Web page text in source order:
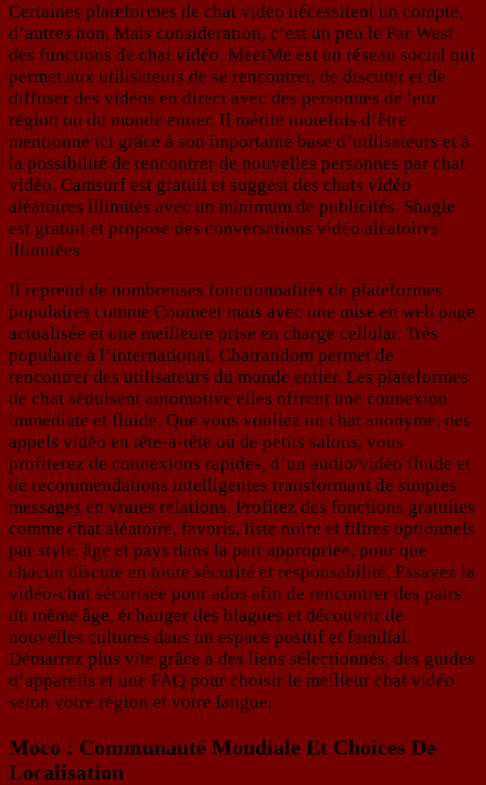
Certaines plateformes de chat vidéo nécessitent un compte,
d’autres non. Mais consideration, c’est un peu le Far West
des functions de chat vidéo. MeetMe est un réseau social qui
permet aux utilisateurs de se rencontrer, de discuter et de
diffuser des vidéos en direct avec des personnes de leur
région ou du monde entier. Il mérite toutefois d’être
mentionné ici grâce à son importante base d’utilisateurs et à
la possibilité de rencontrer de nouvelles personnes par chat
vidéo. Camsurf est gratuit et suggest des chats vidéo
aléatoires illimités avec un minimum de publicités. Shagle
est gratuit et propose des conversations vidéo aléatoires
illimitées.
Il reprend de nombreuses fonctionnalités de plateformes
populaires comme Coomeet mais avec une mise en web page
actualisée et une meilleure prise en charge cellular. Très
populaire à l’international, Chatrandom permet de
rencontrer des utilisateurs du monde entier. Les plateformes
de chat séduisent automotive elles offrent une connexion
immédiate et fluide. Que vous vouliez un chat anonyme, des
appels vidéo en tête‑à‑tête ou de petits salons, vous
profiterez de connexions rapides, d’un audio/vidéo fluide et
de recommendations intelligentes transformant de simples
messages en vraies relations. Profitez des fonctions gratuites
comme chat aléatoire, favoris, liste noire et filtres optionnels
par style, âge et pays dans la part appropriée, pour que
chacun discute en toute sécurité et responsabilité. Essayez la
vidéo‑chat sécurisée pour ados afin de rencontrer des pairs
du même âge, échanger des blagues et découvrir de
nouvelles cultures dans un espace positif et familial.
Démarrez plus vite grâce à des liens sélectionnés, des guides
d’appareils et une FAQ pour choisir le meilleur chat vidéo
selon votre région et votre langue.
Moco : Communauté Mondiale Et Choices De
Localisation